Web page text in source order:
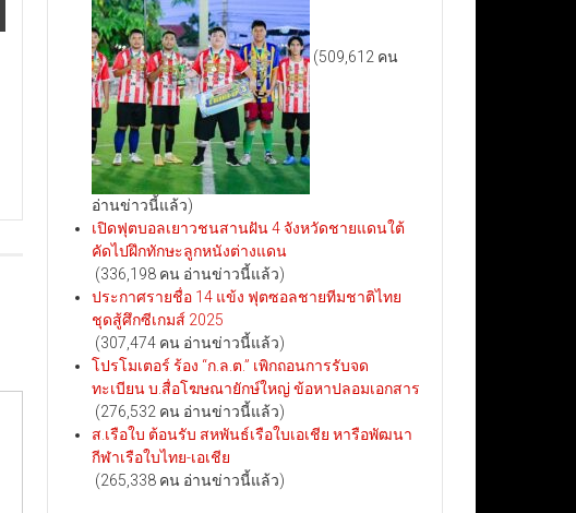
(509,612 คน
อ่านข่าวนี้แล้ว)
เปิดฟุตบอลเยาวชนสานฝัน 4 จังหวัดชายแดนใต้
คัดไปฝึกทักษะลูกหนังต่างแดน
(336,198 คน อ่านข่าวนี้แล้ว)
ประกาศรายชื่อ 14 แข้ง ฟุตซอลชายทีมชาติไทย
ชุดสู้ศึกซีเกมส์ 2025
(307,474 คน อ่านข่าวนี้แล้ว)
โปรโมเตอร์ ร้อง “ก.ล.ต.” เพิกถอนการรับจด
ทะเบียน บ.สื่อโฆษณายักษ์ใหญ่ ข้อหาปลอมเอกสาร
(276,532 คน อ่านข่าวนี้แล้ว)
ส.เรือใบ ต้อนรับ สหพันธ์เรือใบเอเชีย หารือพัฒนา
กีฬาเรือใบไทย-เอเชีย
(265,338 คน อ่านข่าวนี้แล้ว)